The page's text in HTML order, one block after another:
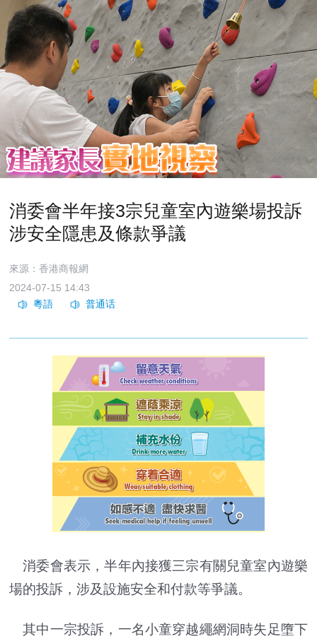
消委會半年接3宗兒童室內遊樂場投訴
涉安全隱患及條款爭議
來源：香港商報網
2024-07-15 14:43
消委會表示，半年內接獲三宗有關兒童室內遊樂
場的投訴，涉及設施安全和付款等爭議。
其中一宗投訴，一名小童穿越繩網洞時失足墮下